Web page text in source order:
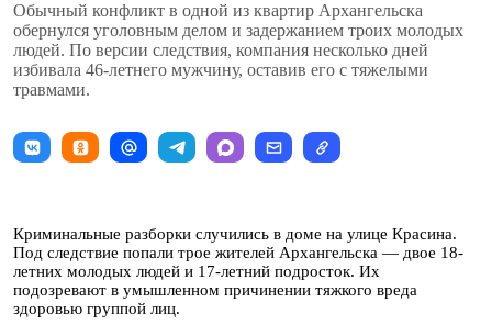
Обычный конфликт в одной из квартир Архангельска
обернулся уголовным делом и задержанием троих молодых
людей. По версии следствия, компания несколько дней
избивала 46-летнего мужчину, оставив его с тяжелыми
травмами.
Криминальные разборки случились в доме на улице Красина.
Под следствие попали трое жителей Архангельска — двое 18-
летних молодых людей и 17-летний подросток. Их
подозревают в умышленном причинении тяжкого вреда
здоровью группой лиц.